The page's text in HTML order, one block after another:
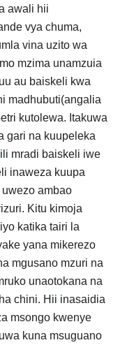
awali hii
vya chuma,
vina uzito wa
mzima unamzuia
au baiskeli kwa
madhubuti(angalia
kutolewa. Itakuwa
gari na kuupeleka
mradi baiskeli iwe
inaweza kuupa
ambao
Kitu kimoja
katika tairi la
yana mikerezo
mgusano mzuri na
unaotokana na
chini. Hii inasaidia
msongo kwenye
kuna msuguano